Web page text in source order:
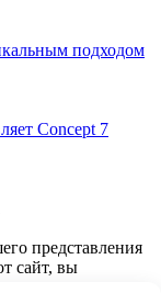
подходом
Concept 7
представления
сайт, вы